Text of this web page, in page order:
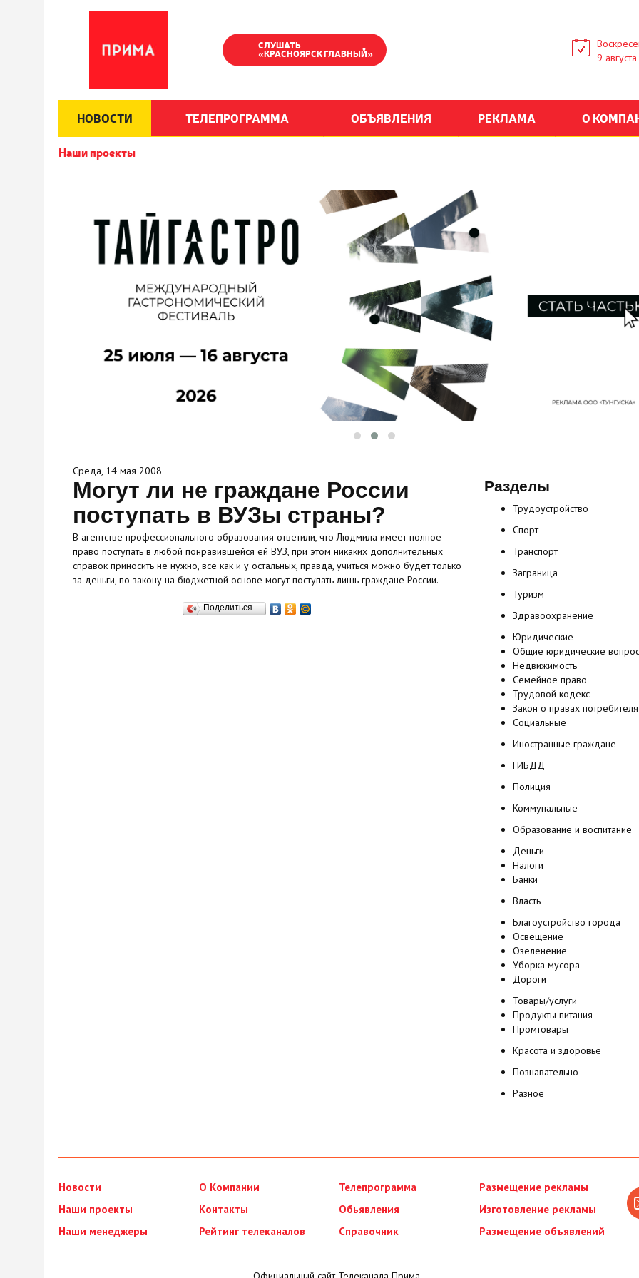
СЛУШАТЬ
«КРАСНОЯРСК ГЛАВНЫЙ»
9 августа
НОВОСТИ ТЕЛЕПРОГРАММА ОБЪЯВЛЕНИЯ РЕКЛАМА О
Наши проекты
Среда, 14 мая 2008
Могут ли не граждане России
поступать в ВУЗы страны?
В агентстве профессионального образования ответили, что Людмила имеет полное
право поступать в любой понравившейся ей ВУЗ, при этом никаких дополнительных
справок приносить не нужно, все как и у остальных, правда, учиться можно будет только
за деньги, по закону на бюджетной основе могут поступать лишь граждане России.
Поделиться…
Разделы
Трудоустройство
Спорт
Транспорт
Заграница
Туризм
Здравоохранение
Юридические
Общие юридические
Недвижимость
Семейное право
Трудовой кодекс
Закон о правах потребителя
Социальные
Иностранные граждане
ГИБДД
Полиция
Коммунальные
Образование и воспитание
Деньги
Налоги
Банки
Власть
Благоустройство города
Освещение
Озеленение
Уборка мусора
Дороги
Товары/услуги
Продукты питания
Промтовары
Красота и здоровье
Познавательно
Разное
Новости
Наши проекты
Наши менеджеры
О Компании
Контакты
Рейтинг телеканалов
Телепрограмма
Обьявления
Справочник
Размещение рекламы
Изготовление рекламы
Размещение объявлений